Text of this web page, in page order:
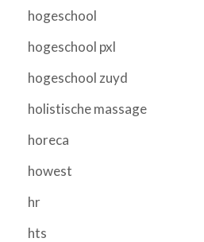
hogeschool
hogeschool pxl
hogeschool zuyd
holistische massage
horeca
howest
hr
hts